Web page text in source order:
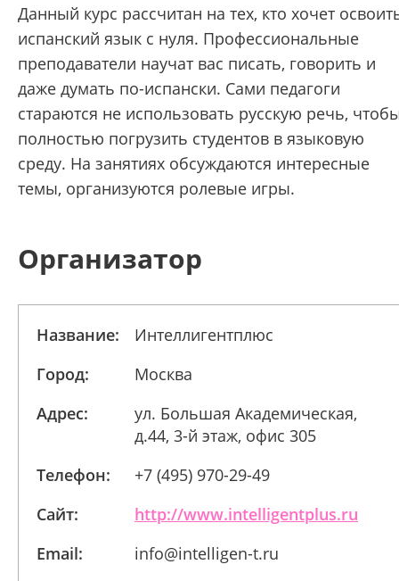
Данный курс рассчитан на тех, кто хочет
испанский язык с нуля. Профессиональные
преподаватели научат вас писать, говорить и
даже думать по-испански. Сами педагоги
стараются не использовать русскую речь,
полностью погрузить студентов в языковую
среду. На занятиях обсуждаются интересные
темы, организуются ролевые игры.
Организатор
Название:
Интеллигентплюс
Город:
Москва
Адрес:
ул. Большая Академическая,
д.44, 3-й этаж, офис 305
Телефон:
+7 (495) 970-29-49
Сайт:
http://www.intelligentplus.ru
Email:
info@intelligen-t.ru